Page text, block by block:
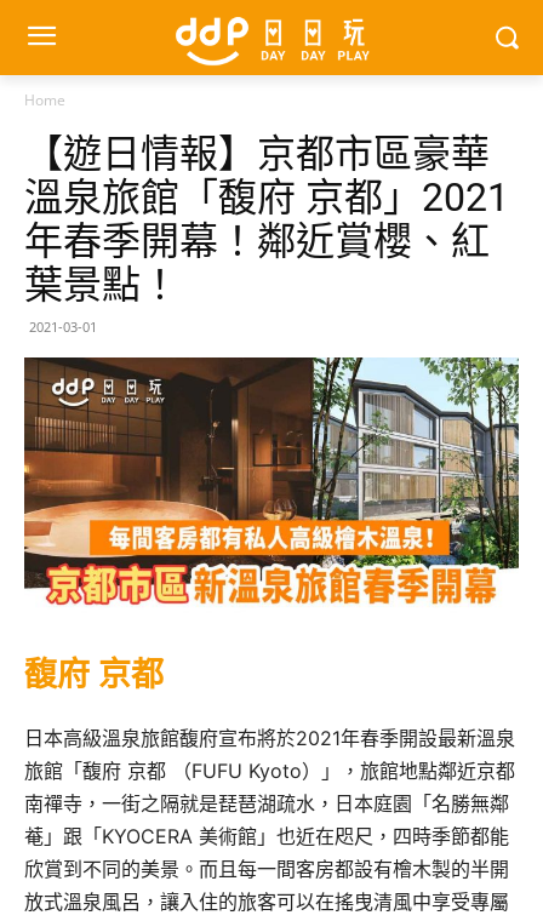
Home
【遊日情報】京都市區豪華
溫泉旅館「馥府 京都」2021
年春季開幕！鄰近賞櫻、紅
葉景點！
2021-03-01
馥府 京都
日本高級溫泉旅館馥府宣布將於2021年春季開設最新溫泉
旅館「馥府 京都 （FUFU Kyoto）」，旅館地點鄰近京都
南禪寺，一街之隔就是琵琶湖疏水，日本庭園「名勝無鄰
菴」跟「KYOCERA 美術館」也近在咫尺，四時季節都能
欣賞到不同的美景。而且每一間客房都設有檜木製的半開
放式溫泉風呂，讓入住的旅客可以在搖曳清風中享受專屬